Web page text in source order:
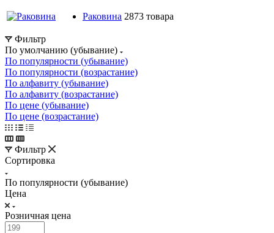
Раковина 2873 товара
Фильтр
По умолчанию (убывание)
По популярности (убывание)
По популярности (возрастание)
По алфавиту (убывание)
По алфавиту (возрастание)
По цене (убывание)
По цене (возрастание)
Фильтр
Сортировка
По популярности (убывание)
Цена
Розничная цена